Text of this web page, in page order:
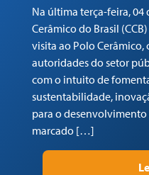
Na última terça-feira, 04
Cerâmico do Brasil
visita ao Polo Cerâmico,
autoridades do setor
com o intuito de
sustentabilidade,
para o
marcado […]